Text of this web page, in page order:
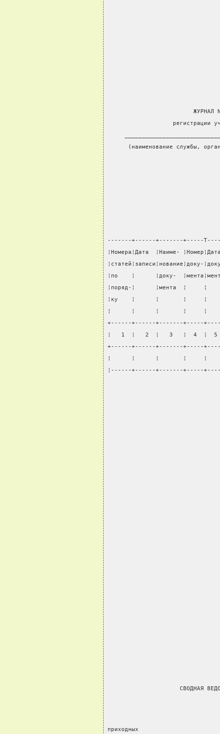
ЖУРНАЛ
регистрации
(наименование службы,
-------+------+-------+-----
¦Номера¦Дата  ¦Наиме-
¦статей¦записи¦нование¦доку-
¦по    ¦      ¦доку-
¦поряд-¦      ¦мента  ¦
¦ку    ¦      ¦       ¦     ¦
¦      ¦      ¦       ¦     ¦
+------+------+-------+-----
¦   1  ¦   2  ¦   3   ¦  4  ¦
+------+------+-------+-----
¦      ¦      ¦       ¦     ¦
¦------+------+-------+-----
СВОДНАЯ
приходных